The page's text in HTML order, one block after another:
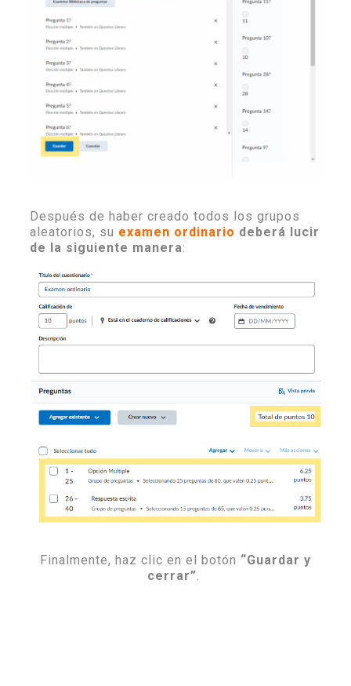
Después de haber creado todos los grupos
aleatorios, su examen ordinario deberá lucir
de la siguiente manera:
Finalmente, haz clic en el botón “Guardar y
cerrar”.